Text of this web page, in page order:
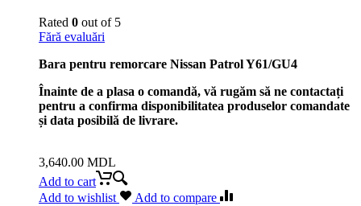
Rated 0 out of 5
Fără evaluări
Bara pentru remorcare Nissan Patrol Y61/GU4
Înainte de a plasa o comandă, vă rugăm să ne contactați
pentru a confirma disponibilitatea produselor comandate
și data posibilă de livrare.
3,640.00 MDL
Add to cart
Add to wishlist
Add to compare